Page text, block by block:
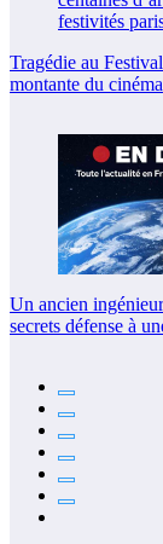
Tragédie au
montante du cinéma
Un ancien
secrets défense à